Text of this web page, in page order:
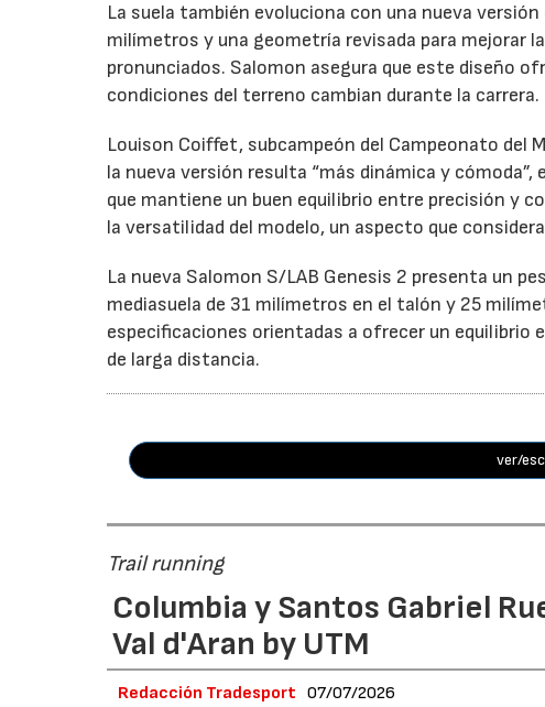
La suela también evoluciona con una nueva
milímetros y una geometría revisada para mejorar
pronunciados. Salomon asegura que este diseño
condiciones del terreno cambian durante la carrera.
Louison Coiffet, subcampeón del Campeonato del
la nueva versión resulta “más dinámica y
que mantiene un buen equilibrio entre precisión y
la versatilidad del modelo, un aspecto que
La nueva Salomon S/LAB Genesis 2 presenta un
mediasuela de 31 milímetros en el talón y 25
especificaciones orientadas a ofrecer un
de larga distancia.
ver/
Trail running
Columbia y Santos Gabriel
Val d'Aran by UTM
Redacción Tradesport 07/07/2026